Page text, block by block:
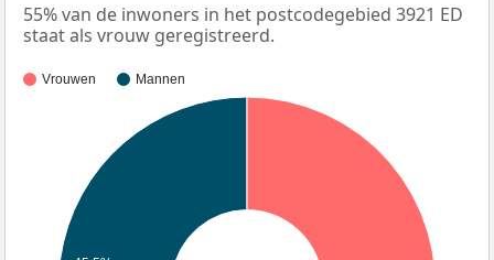
55% van de inwoners in het postcodegebied 3921 ED
staat als vrouw geregistreerd.
Vrouwen Mannen